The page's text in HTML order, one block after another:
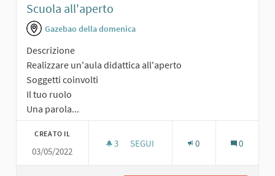
Scuola all'aperto
Gazebao della domenica
Descrizione
Realizzare un'aula didattica all'aperto
Soggetti coinvolti
Il tuo ruolo
Una parola...
CREATO IL
03/05/2022
3 3 SOSTENITORI
SEGUI 0 0